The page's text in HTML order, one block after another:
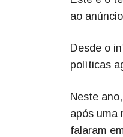
ao
Desde o
políticas
Neste
após uma
falaram